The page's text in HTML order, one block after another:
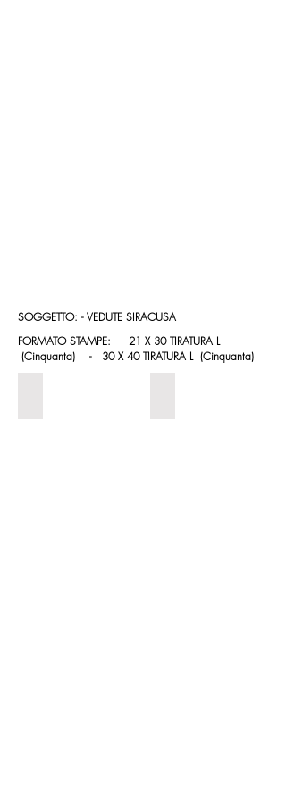
SOGGETTO: - VEDUTE SIRACUSA
FORMATO STAMPE: 21 X 30 TIRATURA L
(Cinquanta) - 30 X 40 TIRATURA L (Cinquanta)